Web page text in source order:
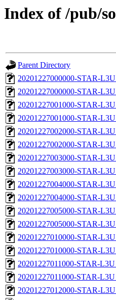
Index of /pub/
Parent Directory
20201227000000-STAR-
20201227000000-STAR-
20201227001000-STAR-
20201227001000-STAR-
20201227002000-STAR-
20201227002000-STAR-
20201227003000-STAR-
20201227003000-STAR-
20201227004000-STAR-
20201227004000-STAR-
20201227005000-STAR-
20201227005000-STAR-
20201227010000-STAR-
20201227010000-STAR-
20201227011000-STAR-
20201227011000-STAR-
20201227012000-STAR-